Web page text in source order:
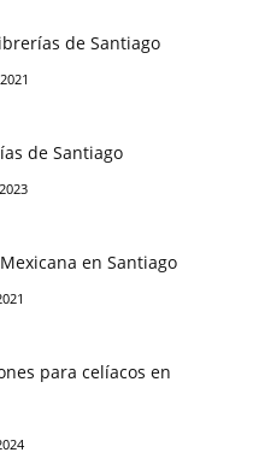
de Santiago
de Santiago
en Santiago
para celíacos en